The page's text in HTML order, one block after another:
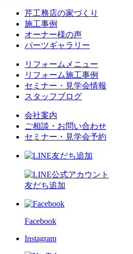
芹工務店の家づくり
施工事例
オーナー様の声
パーツギャラリー
リフォームメニュー
リフォーム施工事例
セミナー・見学会情報
スタッフブログ
会社案内
ご相談・お問い合わせ
セミナー・見学会予約
友だち追加
Facebook
Instagram